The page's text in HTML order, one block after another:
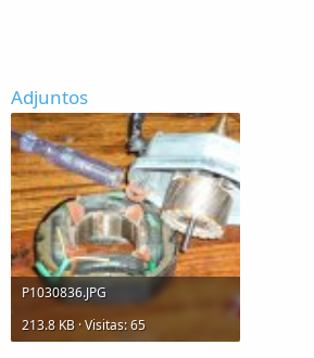
Adjuntos
P1030836.JPG
213.8 KB · Visitas: 65